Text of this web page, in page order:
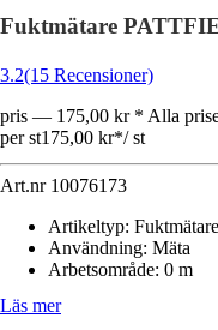
Fuktmätare
3.2(15 Recensioner)
pris — 175,00 kr * Alla
per st175,00 kr*/ st
Art.nr 10076173
Artikeltyp: Fuktmätare
Användning: Mäta
Arbetsområde: 0 m
Läs mer